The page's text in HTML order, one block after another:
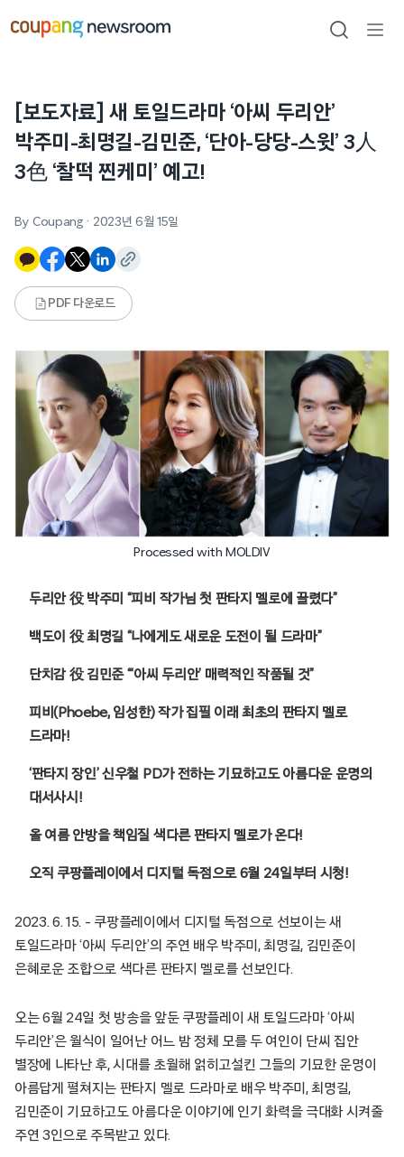
건너뛰기
검색
[보도자료] 새 토일드라마 ‘아씨 두리안’
박주미-최명길-김민준, ‘단아-당당-스윗’ 3人
3色 ‘찰떡 찐케미’ 예고!
By Coupang · 2023년 6월 15일
PDF 다운로드
Processed with MOLDIV
두리안 役 박주미 “피비 작가님 첫 판타지 멜로에 끌렸다”
백도이 役 최명길 “나에게도 새로운 도전이 될 드라마”
단치감 役 김민준 “‘아씨 두리안’ 매력적인 작품될 것”
피비(Phoebe, 임성한) 작가 집필 이래 최초의 판타지 멜로
드라마!
‘판타지 장인’ 신우철 PD가 전하는 기묘하고도 아름다운 운명의
대서사시!
올 여름 안방을 책임질 색다른 판타지 멜로가 온다!
오직 쿠팡플레이에서 디지털 독점으로 6월 24일부터 시청!
2023. 6. 15. – 쿠팡플레이에서 디지털 독점으로 선보이는 새
토일드라마 ‘아씨 두리안’의 주연 배우 박주미, 최명길, 김민준이
은혜로운 조합으로 색다른 판타지 멜로를 선보인다.
오는 6월 24일 첫 방송을 앞둔 쿠팡플레이 새 토일드라마 ‘아씨
두리안’은 월식이 일어난 어느 밤 정체 모를 두 여인이 단씨 집안
별장에 나타난 후, 시대를 초월해 얽히고설킨 그들의 기묘한 운명이
아름답게 펼쳐지는 판타지 멜로 드라마로 배우 박주미, 최명길,
김민준이 기묘하고도 아름다운 이야기에 인기 화력을 극대화 시켜줄
주연 3인으로 주목받고 있다.